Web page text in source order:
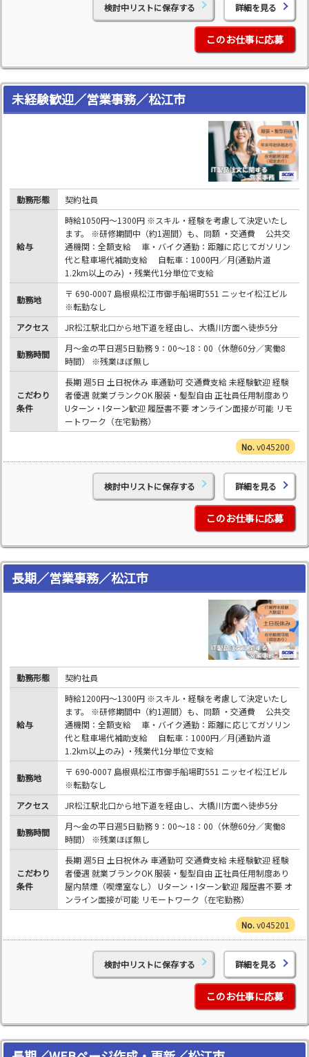
検討中リストに保存する 詳細を見る
このお仕事に応募
未経験歓迎／営業事務／松江市
勤務形態 契約社員
給与
時給1050円～1300円 ※スキル・経験を考慮して決定いたし
ます。 ※研修期間中（約1週間）も、同額 ・交通費 公共交
通機関：全額支給 車・バイク通勤：距離に応じてガソリン
代と駐車場代補助支給 自転車：1000円／月(通勤片道
1.2km以上のみ) ・残業代1分単位で支給
勤務地
〒 690-0007 島根県松江市御手船場町551 ニッセイ松江ビル
※転勤なし
アクセス
JR松江駅北口から地下道を経由し、大橋川方面へ徒歩5分
勤務時間
月～金の平日週5日勤務 9：00～18：00（休憩60分／実働8
時間） ※残業ほぼ無し
こだわり
条件
長期 週5日 土日祝休み 車通勤可 交通費支給 未経験歓迎 経験
者優遇 就業ブランクOK 服装・髪型自由 正社員任用制度あり
Uターン・Iターン歓迎 履歴書不要 オンライン面接が可能 リモ
ートワーク（在宅勤務）
v045200
検討中リストに保存する 詳細を見る
このお仕事に応募
長期／営業事務／松江市
勤務形態 契約社員
給与
時給1200円～1300円 ※スキル・経験を考慮して決定いたし
ます。 ※研修期間中（約1週間）も、同額 ・交通費 公共交
通機関：全額支給 車・バイク通勤：距離に応じてガソリン
代と駐車場代補助支給 自転車：1000円／月(通勤片道
1.2km以上のみ) ・残業代1分単位で支給
勤務地
〒 690-0007 島根県松江市御手船場町551 ニッセイ松江ビル
※転勤なし
アクセス
JR松江駅北口から地下道を経由し、大橋川方面へ徒歩5分
勤務時間
月～金の平日週5日勤務 9：00～18：00（休憩60分／実働8
時間） ※残業ほぼ無し
こだわり
条件
長期 週5日 土日祝休み 車通勤可 交通費支給 未経験歓迎 経験
者優遇 就業ブランクOK 服装・髪型自由 正社員任用制度あり
屋内禁煙（喫煙室なし） Uターン・Iターン歓迎 履歴書不要 オ
ンライン面接が可能 リモートワーク（在宅勤務）
v045201
検討中リストに保存する 詳細を見る
このお仕事に応募